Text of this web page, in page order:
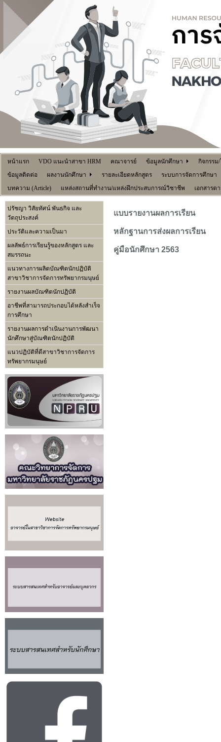
หน้าแรก VDO แนะนำสาขา HRM คณาจารย์ ข้อมูลนักศึกษา
กิจกรรม
ข้อมูลติดต่อ
ผลงานนักศึกษา รายละเอียดหลักสูตร
ระบบการจัดการศึกษา
บทความ (Article)
แหล่งสถานที่ทำงาน/แหล่งฝึกประสบการณ์วิชาชีพ เอกสารด
ปรัชญา วิสัยทัศน์ พันธกิจ และ
วัตถุประสงค์
ประวัติและความเป็นมา
ผลลัพธ์การเรียนรู้ของหลักสูตร และ
สมรรถนะ
แนวทางการผลิตบัณฑิตนักปฏิบัติ
สาขาวิชาการจัดการทรัพยากรมนุษย์
รายงานผลบัณฑิตนักปฏิบัติ
อาชีพที่สามารถประกอบได้หลังสำเร็จ
การศึกษา
รายงานผลการดำเนินงานการพัฒนา
นักศึกษาสู่บัณฑิตนักปฏิบัติ
แนวปฏิบัติที่ดีสาขาวิชาการจัดการ
ทรัพยากรมนุษย์
แบบรายงานผลการเรียน
หลักฐานการส่งผลการเรียน
คู่มือนักศึกษา 2563